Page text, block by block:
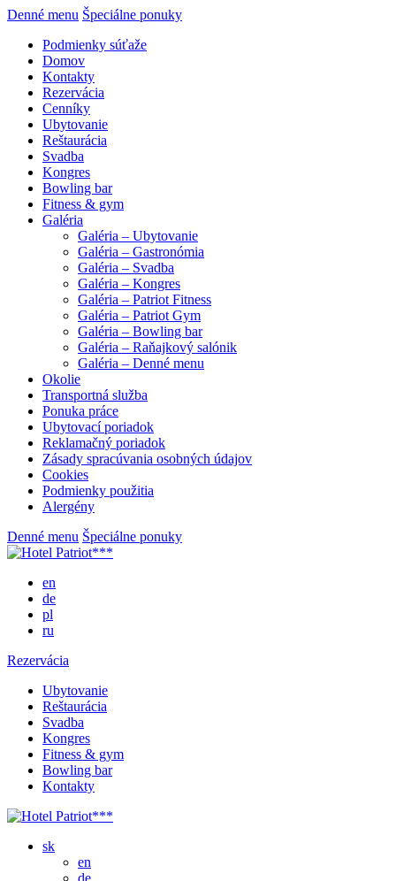
Denné menu Špeciálne ponuky
Podmienky súťaže
Domov
Kontakty
Rezervácia
Cenníky
Ubytovanie
Reštaurácia
Svadba
Kongres
Bowling bar
Fitness & gym
Galéria
Galéria – Ubytovanie
Galéria – Gastronómia
Galéria – Svadba
Galéria – Kongres
Galéria – Patriot Fitness
Galéria – Patriot Gym
Galéria – Bowling bar
Galéria – Raňajkový salónik
Galéria – Denné menu
Okolie
Transportná služba
Ponuka práce
Ubytovací poriadok
Reklamačný poriadok
Zásady spracúvania osobných údajov
Cookies
Podmienky použitia
Alergény
Denné menu Špeciálne ponuky
en
de
pl
ru
Rezervácia
Ubytovanie
Reštaurácia
Svadba
Kongres
Fitness & gym
Bowling bar
Kontakty
sk
en
de